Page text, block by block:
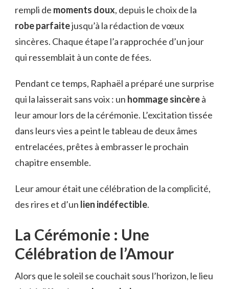
rempli de moments doux, depuis le choix de la
robe parfaitejusqu’à la rédaction de vœux
sincères. Chaque étape l’a rapprochée d’un jour
qui ressemblait à un conte de fées.
Pendant ce temps, Raphaël a préparé une surprise
qui la laisserait sans voix : un hommage sincèreà
leur amour lors de la cérémonie. L’excitation tissée
dans leurs vies a peint le tableau de deux âmes
entrelacées, prêtes à embrasser le prochain
chapitre ensemble.
Leur amour était une célébration de la complicité,
des rires et d’un lien indéfectible.
La Cérémonie : Une
Célébration de l’Amour
Alors que le soleil se couchait sous l’horizon, le lieu